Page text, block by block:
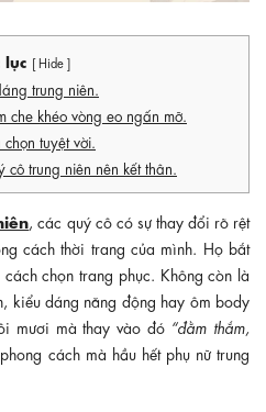
lục [ Hide ]
trung niên.
khéo vòng eo ngấn mỡ.
tuyệt vời.
trung niên nên kết thân.
, các quý cô có sự thay đổi rõ rệt
cách thời trang của mình. Họ bắt
chọn trang phục. Không còn là
kiểu dáng năng động hay ôm body
mươi mà thay vào đó “đằm thắm,
cách mà hầu hết phụ nữ trung